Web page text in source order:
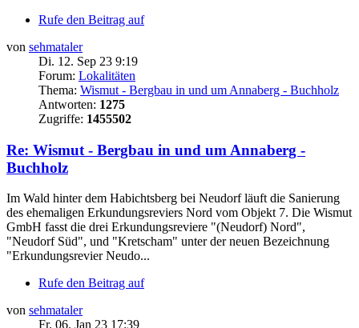
Rufe den Beitrag auf
von sehmataler
Di. 12. Sep 23 9:19
Forum: Lokalitäten
Thema: Wismut - Bergbau in und um Annaberg - Buchholz
Antworten: 1275
Zugriffe: 1455502
Re: Wismut - Bergbau in und um Annaberg -
Buchholz
Im Wald hinter dem Habichtsberg bei Neudorf läuft die Sanierung
des ehemaligen Erkundungsreviers Nord vom Objekt 7. Die Wismut
GmbH fasst die drei Erkundungsreviere "(Neudorf) Nord",
"Neudorf Süd", und "Kretscham" unter der neuen Bezeichnung
"Erkundungsrevier Neudo...
Rufe den Beitrag auf
von sehmataler
Fr. 06. Jan 23 17:39